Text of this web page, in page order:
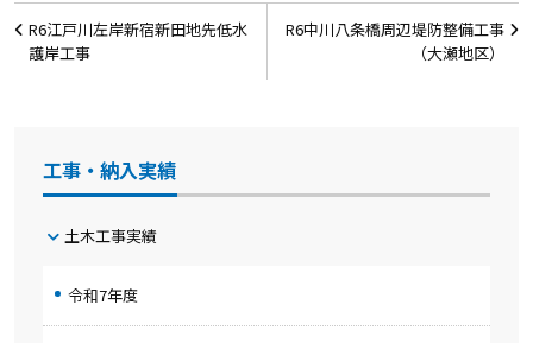
投
稿
R6中川八条橋周辺堤防整備工事
（大瀬地区）
R6江戸川左岸新宿新田地先低水
護岸工事
工事・納入実績
土木工事実績
令和7年度